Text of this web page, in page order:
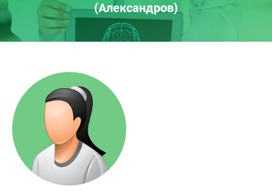
(Александров)